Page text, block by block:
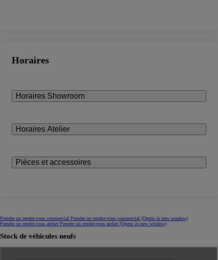
Horaires
Horaires Showroom
Horaires Atelier
Pièces et accessoires
Prendre un rendez-vous commercial Prendre un rendez-vous commercial (Opens in new window)
Prendre un rendez-vous atelierPrendre un rendez-vous atelier(Opens in new window)
Stock de véhicules neufs